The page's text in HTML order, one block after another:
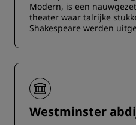
Modern, is een
theater waar talrijke
Shakespeare werden
Westminster